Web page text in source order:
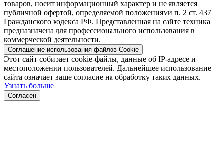
товаров, носит информационный характер и не является
публичной офертой, определяемой положениями п. 2 ст. 437
Гражданского кодекса РФ. Представленная на сайте техника
предназначена для профессионального использования в
коммерческой деятельности.
Соглашение использования файлов Cookie
Этот сайт собирает cookie-файлы, данные об IP-адресе и
местоположении пользователей. Дальнейшее использование
сайта означает ваше согласие на обработку таких данных.
Узнать больше
Согласен